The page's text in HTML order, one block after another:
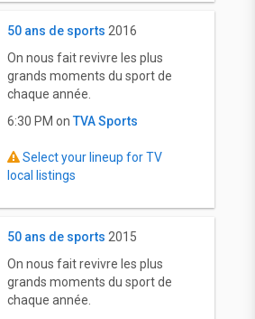
50 ans de sports 2016
On nous fait revivre les plus
grands moments du sport de
chaque année.
6:30 PM on TVA Sports
Select your lineup for TV
local listings
50 ans de sports 2015
On nous fait revivre les plus
grands moments du sport de
chaque année.